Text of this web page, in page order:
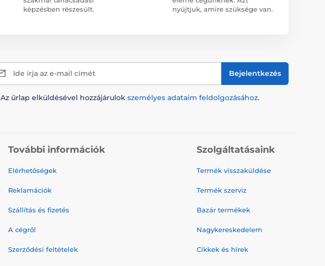
képzésben részesült.
nyújtjuk, amire szüksége van.
Ide írja az e-mail címét Bejelentkezés
Az űrlap elküldésével hozzájárulok személyes adataim feldolgozásához.
További információk
Elérhetőségek
Reklamációk
Szállítás és fizetés
A cégről
Szerződési feltételek
Szolgáltatásaink
Termék visszaküldése
Termék szerviz
Bazár termékek
Nagykereskedelem
Cikkek és hírek